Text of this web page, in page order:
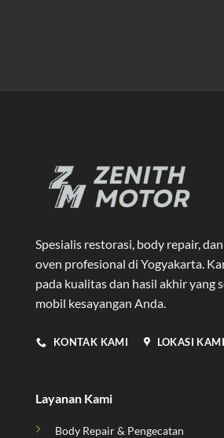
Spesialis restorasi, body repair,
oven profesional di Yogyakarta.
pada kualitas dan hasil akhir yang
mobil kesayangan Anda.
KONTAK KAMI LOKASI KAMI
Layanan Kami
Body Repair & Pengecatan